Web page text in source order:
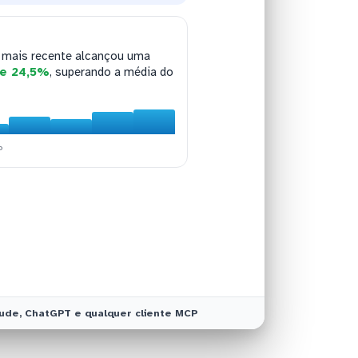
recente alcançou uma
24,5%
, superando a média do
totalizaram15.430
contatos ativos na base.
de clique de 3,2%
B alcançou apenas 1,8%.
este trimestre, abaixo do
ChatGPT e qualquer cliente MCP